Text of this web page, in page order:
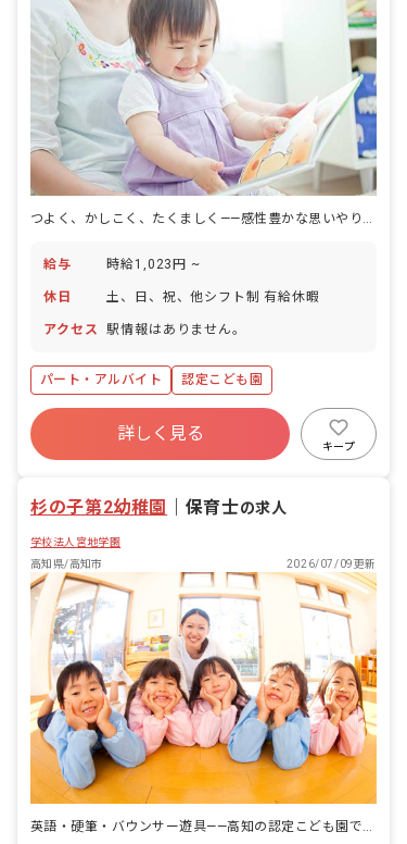
つよく、かしこく、たくましく——感性豊かな思いやりを育む認定こども園です。
給与 時給1,023円 ~
休日 土、日、祝、他シフト制 有給休暇
アクセス 駅情報はありません。
パート・アルバイト 認定こども園
詳しく見る
キープ
杉の子第2幼稚園 保育士の求人
学校法人宮地学園
高知県/高知市
2026/07/09更新
英語・硬筆・バウンサー遊具——高知の認定こども園で「一生懸命やる姿は美しい」を合言葉に保育する仕事。